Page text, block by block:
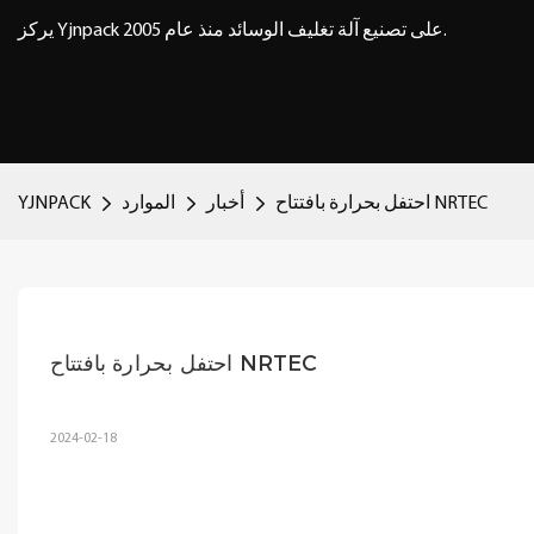
يركز Yjnpack على تصنيع آلة تغليف الوسائد منذ عام 2005.
YJNPACK الموارد أخبار احتفل بحرارة بافتتاح NRTEC
احتفل بحرارة بافتتاح NRTEC
2024-02-18